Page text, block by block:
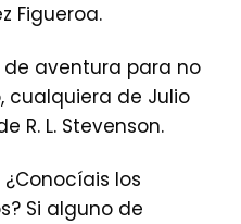
Figueroa.
aventura para no
cualquiera de Julio
R. L. Stevenson.
los
Si alguno de